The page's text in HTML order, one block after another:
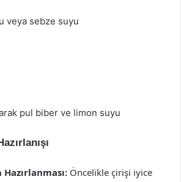
veya sebze suyu
pul biber ve limon suyu
Öncelikle çirişi iyice